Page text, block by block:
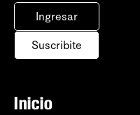
Ingresar
Suscribite
Inicio